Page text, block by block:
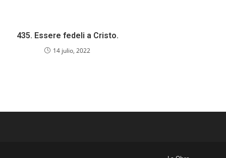
435. Essere fedeli a Cristo.
14 julio, 2022